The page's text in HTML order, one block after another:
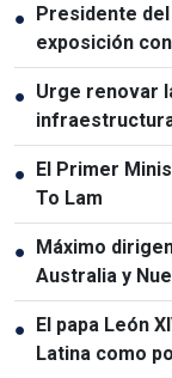
● Presidente
exposición
relaciones
● Urge renovar
● El Primer
To Lam
● Máximo
Australia y
● El papa León
Latina como